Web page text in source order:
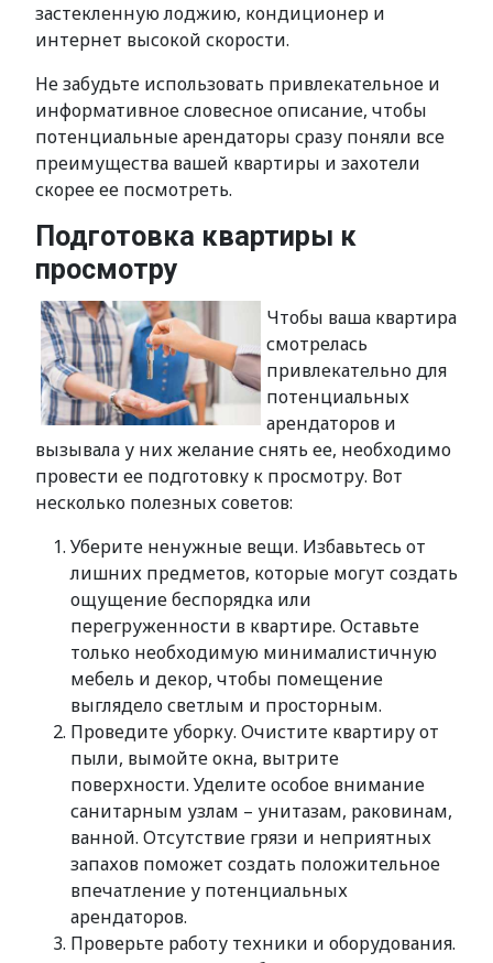
застекленную лоджию, кондиционер и
интернет высокой скорости.
Не забудьте использовать привлекательное и
информативное словесное описание, чтобы
потенциальные арендаторы сразу поняли все
преимущества вашей квартиры и захотели
скорее ее посмотреть.
Подготовка квартиры к
просмотру
Чтобы ваша квартира
смотрелась
привлекательно для
потенциальных
арендаторов и
вызывала у них желание снять ее, необходимо
провести ее подготовку к просмотру. Вот
несколько полезных советов:
Уберите ненужные вещи. Избавьтесь от
лишних предметов, которые могут создать
ощущение беспорядка или
перегруженности в квартире. Оставьте
только необходимую минималистичную
мебель и декор, чтобы помещение
выглядело светлым и просторным.
Проведите уборку. Очистите квартиру от
пыли, вымойте окна, вытрите
поверхности. Уделите особое внимание
санитарным узлам – унитазам, раковинам,
ванной. Отсутствие грязи и неприятных
запахов поможет создать положительное
впечатление у потенциальных
арендаторов.
Проверьте работу техники и оборудования.